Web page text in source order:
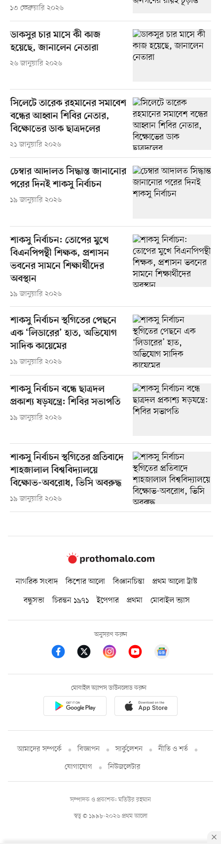
১৩ ফেব্রুয়ারি ২০২৬
ডাকসুর চার মাসে কী কাজ
হয়েছে, জানালেন নেতারা
২৬ জানুয়ারি ২০২৬
সিলেটে তারেক রহমানের সমাবেশ
বন্ধের আহ্বান শিবির নেতার,
বিক্ষোভের ডাক ছাত্রদলের
২১ জানুয়ারি ২০২৬
চেম্বার আদালত সিদ্ধান্ত জানানোর
পরের দিনই শাকসু নির্বাচন
১৯ জানুয়ারি ২০২৬
শাকসু নির্বাচন: তোপের মুখে
বিএনপিপন্থী শিক্ষক, প্রশাসন
ভবনের সামনে শিক্ষার্থীদের
অবস্থান
১৯ জানুয়ারি ২০২৬
শাকসু নির্বাচন স্থগিতের পেছনে
এক ‘লিডারের’ হাত, অভিযোগ
সাদিক কায়েমের
১৯ জানুয়ারি ২০২৬
শাকসু নির্বাচন বন্ধে ছাত্রদল
প্রকাশ্য ষড়যন্ত্রে: শিবির সভাপতি
১৯ জানুয়ারি ২০২৬
শাকসু নির্বাচন স্থগিতের প্রতিবাদে
শাহজালাল বিশ্ববিদ্যালয়ে
বিক্ষোভ-অবরোধ, ভিসি অবরুদ্ধ
১৯ জানুয়ারি ২০২৬
নাগরিক সংবাদ কিশোর আলো বিজ্ঞানচিন্তা
প্রথম আলো ট্রাস্ট
বন্ধুসভা
চিরন্তন ১৯৭১ ইপেপার প্রথমা মোবাইল ভ্যাস
অনুসরণ করুন
মোবাইল অ্যাপস ডাউনলোড করুন
আমাদের সম্পর্কে বিজ্ঞাপন সার্কুলেশন
নীতি ও শর্ত
যোগাযোগ
নিউজলেটার
স্বত্ব © ১৯৯৮-২০২৬ প্রথম আলো
সম্পাদক ও প্রকাশক: মতিউর রহমান